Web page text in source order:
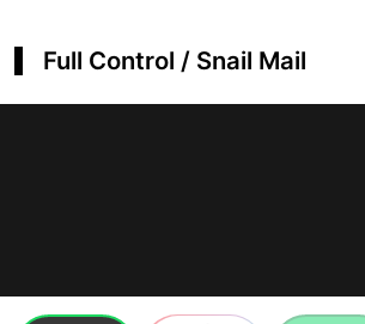
Full Control / Snail Mail